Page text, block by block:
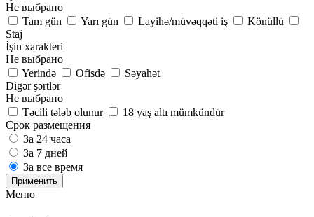
Не выбрано
Tam gün
Yarı gün Layihə/müvəqqəti iş
Könüllü
Staj
İşin xarakteri
Не выбрано
Yerində
Ofisdə
Səyahət
Digər şərtlər
Не выбрано
Təcili tələb olunur
18 yaş altı mümkündür
Срок размещения
За 24 часа
За 7 дней
За все время
Применить
Меню